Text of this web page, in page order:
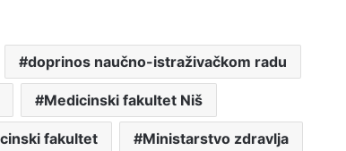
doprinos naučno-istraživačkom radu
Medicinski fakultet Niš
fakultet Ministarstvo zdravlja